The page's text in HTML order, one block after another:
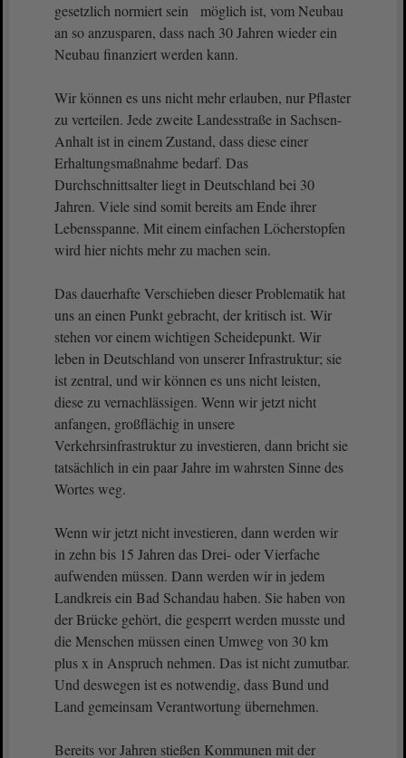
gesetzlich normiert sein möglich ist, vom Neubau
an so anzusparen, dass nach 30 Jahren wieder ein
Neubau finanziert werden kann.
Wir können es uns nicht mehr erlauben, nur Pflaster
zu verteilen. Jede zweite Landesstraße in Sachsen-
Anhalt ist in einem Zustand, dass diese einer
Erhaltungsmaßnahme bedarf. Das
Durchschnittsalter liegt in Deutschland bei 30
Jahren. Viele sind somit bereits am Ende ihrer
Lebensspanne. Mit einem einfachen Löcherstopfen
wird hier nichts mehr zu machen sein.
Das dauerhafte Verschieben dieser Problematik hat
uns an einen Punkt gebracht, der kritisch ist. Wir
stehen vor einem wichtigen Scheidepunkt. Wir
leben in Deutschland von unserer Infrastruktur; sie
ist zentral, und wir können es uns nicht leisten,
diese zu vernachlässigen. Wenn wir jetzt nicht
anfangen, großflächig in unsere
Verkehrsinfrastruktur zu investieren, dann bricht sie
tatsächlich in ein paar Jahre im wahrsten Sinne des
Wortes weg.
Wenn wir jetzt nicht investieren, dann werden wir
in zehn bis 15 Jahren das Drei- oder Vierfache
aufwenden müssen. Dann werden wir in jedem
Landkreis ein Bad Schandau haben. Sie haben von
der Brücke gehört, die gesperrt werden musste und
die Menschen müssen einen Umweg von 30 km
plus x in Anspruch nehmen. Das ist nicht zumutbar.
Und deswegen ist es notwendig, dass Bund und
Land gemeinsam Verantwortung übernehmen.
Bereits vor Jahren stießen Kommunen mit der